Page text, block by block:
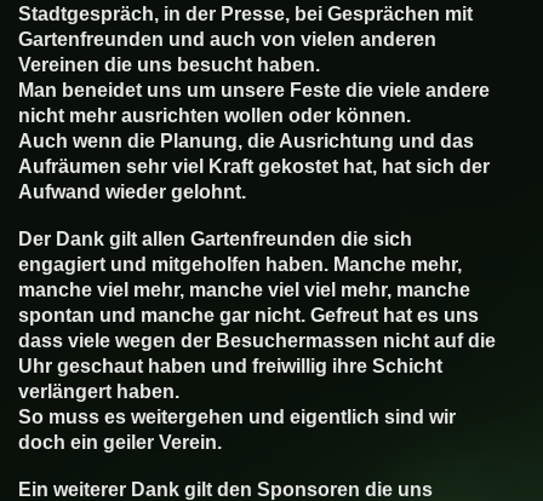
Stadtgespräch, in der Presse, bei Gesprächen mit
Gartenfreunden und auch von vielen anderen
Vereinen die uns besucht haben.
Man beneidet uns um unsere Feste die viele andere
nicht mehr ausrichten wollen oder können.
Auch wenn die Planung, die Ausrichtung und das
Aufräumen sehr viel Kraft gekostet hat, hat sich der
Aufwand wieder gelohnt.
Der Dank gilt allen Gartenfreunden die sich
engagiert und mitgeholfen haben. Manche mehr,
manche viel mehr, manche viel viel mehr, manche
spontan und manche gar nicht. Gefreut hat es uns
dass viele wegen der Besuchermassen nicht auf die
Uhr geschaut haben und freiwillig ihre Schicht
verlängert haben.
So muss es weitergehen und eigentlich sind wir
doch ein geiler Verein.
Ein weiterer Dank gilt den Sponsoren die uns